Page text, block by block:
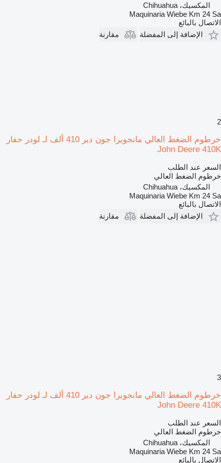
المكسيك، Chihuahua
Maquinaria Wiebe Km 24 Sa
الاتصال بالبائع
الإضافة إلى المفضلة
مقارنة
2
خرطوم الضغط العالي مانجويرا جون دير 410 ألف لـ لودر حفار
John Deere 410K
السعر عند الطلب
خرطوم الضغط العالي
المكسيك، Chihuahua
Maquinaria Wiebe Km 24 Sa
الاتصال بالبائع
الإضافة إلى المفضلة
مقارنة
3
خرطوم الضغط العالي مانجويرا جون دير 410 ألف لـ لودر حفار
John Deere 410K
السعر عند الطلب
خرطوم الضغط العالي
المكسيك، Chihuahua
Maquinaria Wiebe Km 24 Sa
الاتصال بالبائع